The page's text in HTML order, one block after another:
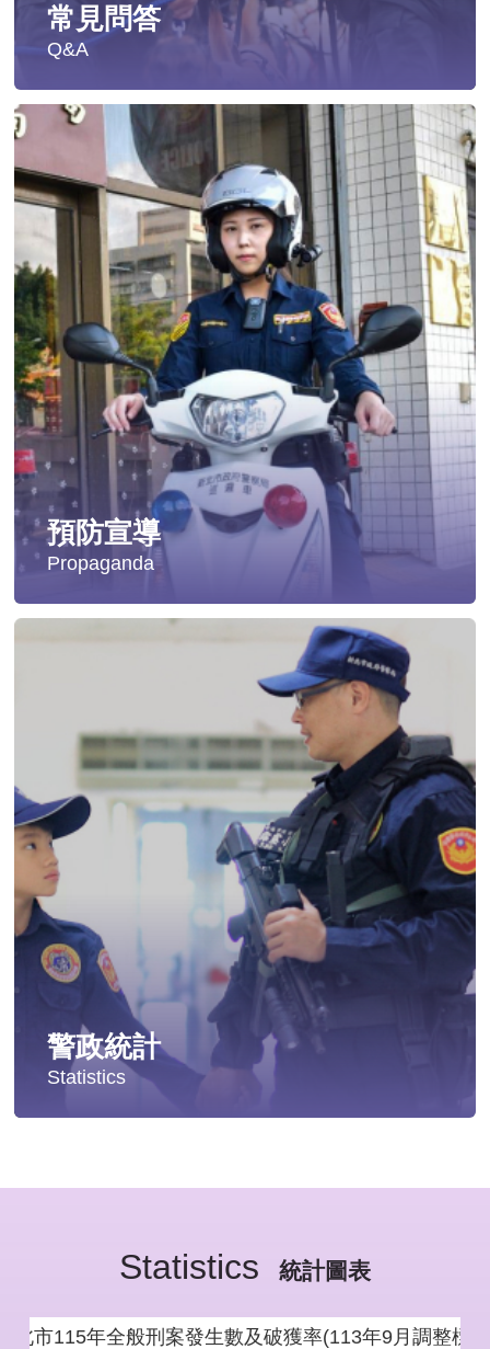
常見問答
Q&A
遭受性侵害時，可向哪些單位求助？
發生性侵害案件後，我可以請社工陪同嗎?
發生性侵害案件後，我需要去驗傷嗎?
遇到性騷擾案件之處理？
當你遭受到家庭暴力時該如何處理？
如何執行家庭暴力加害人訪查、訪查對象及期間為何?
預防宣導
Propaganda
影音專區
交通安全
警政統計
Statistics
新北市重要警政統計指標
警政性別統計
Statistics 統計圖表
北市115年全般刑案發生數及破獲率(113年9月調整標